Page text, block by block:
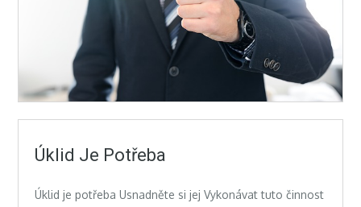
Úklid Je Potřeba
Úklid je potřeba Usnadněte si jej Vykonávat tuto činnost